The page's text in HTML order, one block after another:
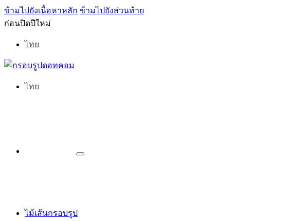
ข้ามไปยังเนื้อหาหลัก ข้ามไปยังส่วนท้าย
ก่อนปิดปีใหม่
ไทย
ไทย
ไม้เส้นกรอบรูป